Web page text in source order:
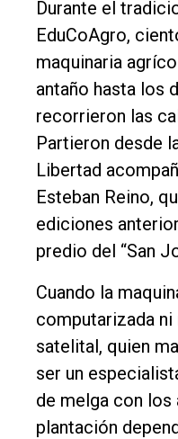
Durante el
EduCoAgro,
maquinaria
antaño hasta los
recorrieron las
Partieron desde
Libertad
Esteban Reino,
ediciones
predio del “San
Cuando la
computarizada
satelital, quien
ser un
de melga con los
plantación